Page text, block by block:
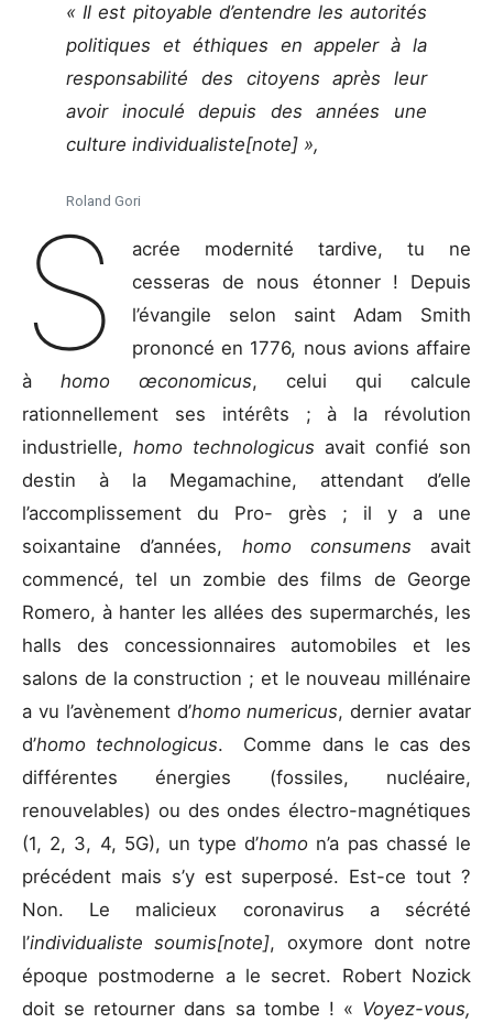
« Il est pitoyable d’entendre les autorités
politiques et éthiques en appeler à la
responsabilité des citoyens après leur
avoir inoculé depuis des années une
culture individualiste[note] »,
Roland Gori
S
acrée modernité tardive, tu ne
cesseras de nous étonner ! Depuis
l’évangile selon saint Adam Smith
prononcé en 1776, nous avions affaire
à homo œconomicus, celui qui calcule
rationnellement ses intérêts ; à la révolution
industrielle, homo technologicus avait confié son
destin à la Megamachine, attendant d’elle
l’accomplissement du Pro- grès ; il y a une
soixantaine d’années, homo consumens avait
commencé, tel un zombie des films de George
Romero, à hanter les allées des supermarchés, les
halls des concessionnaires automobiles et les
salons de la construction ; et le nouveau millénaire
a vu l’avènement d’homo numericus, dernier avatar
d’homo technologicus. Comme dans le cas des
différentes énergies (fossiles, nucléaire,
renouvelables) ou des ondes électro-magnétiques
(1, 2, 3, 4, 5G), un type d’homo n’a pas chassé le
précédent mais s’y est superposé. Est-ce tout ?
Non. Le malicieux coronavirus a sécrété
l’individualiste soumis[note], oxymore dont notre
époque postmoderne a le secret. Robert Nozick
doit se retourner dans sa tombe ! « Voyez-vous,